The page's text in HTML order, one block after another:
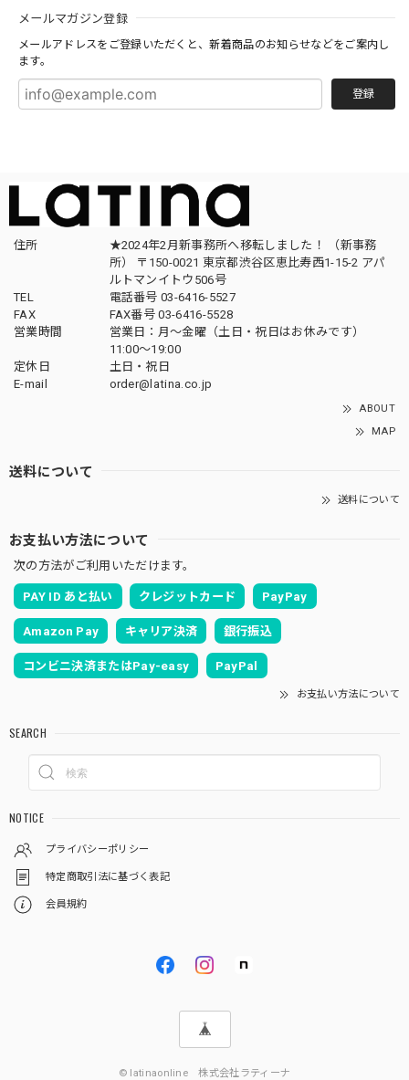
メールマガジン登録
メールアドレスをご登録いただくと、新着商品のお知らせなどをご案内し
ます。
登録
住所
★2024年2月新事務所へ移転しました！ （新事務
所） 〒150-0021 東京都渋谷区恵比寿西1-15-2 アパ
ルトマンイトウ506号
TEL
電話番号 03-6416-5527
FAX
FAX番号 03-6416-5528
営業時間
営業日：月〜金曜（土日・祝日はお休みです）
11:00〜19:00
定休日
土日・祝日
E-mail
order@latina.co.jp
ABOUT
MAP
送料について
送料について
お支払い方法について
次の方法がご利用いただけます。
PAY ID あと払い クレジットカード PayPay
Amazon Pay キャリア決済 銀行振込
コンビニ決済またはPay-easy PayPal
お支払い方法について
SEARCH
NOTICE
プライバシーポリシー
特定商取引法に基づく表記
会員規約
© latinaonline 株式会社ラティーナ